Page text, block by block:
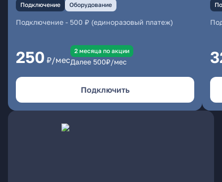
Подключение Оборудование
Подключение - 500 ₽ (единоразовый платеж)
250 ₽/мес
2 месяцa по акции
Далее 500₽/мес
Подключить